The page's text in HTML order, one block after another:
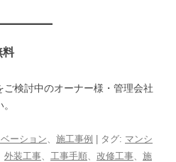
料
検討中のオーナー様・管理会社
ベーション 施工事例 | タグ: マンシ
外装工事 工事手順 改修工事
施